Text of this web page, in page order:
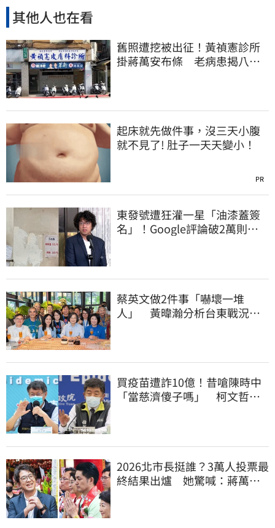
其他人也在看
舊照遭挖被出征！黃禎憲診所
掛蔣萬安布條 老病患揭八仙
起床就先做件事，沒三天小腹
就不見了! 肚子一天天變小！
PR
東發號遭狂灌一星「油漆蓋簽
名」！Google評論破2萬則
蔡英文做2件事「嚇壞一堆
人」 黃暐瀚分析台東戰況：
買疫苗遭詐10億！昔嗆陳時中
「當慈濟傻子嗎」 柯文哲遭
2026北市長挺誰？3萬人投票最
終結果出爐 她驚喊：蔣萬安